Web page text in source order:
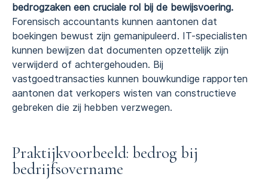
bedrogzaken een cruciale rol bij de bewijsvoering.
Forensisch accountants kunnen aantonen dat
boekingen bewust zijn gemanipuleerd. IT-specialisten
kunnen bewijzen dat documenten opzettelijk zijn
verwijderd of achtergehouden. Bij
vastgoedtransacties kunnen bouwkundige rapporten
aantonen dat verkopers wisten van constructieve
gebreken die zij hebben verzwegen.
Praktijkvoorbeeld: bedrog bij
bedrijfsovername